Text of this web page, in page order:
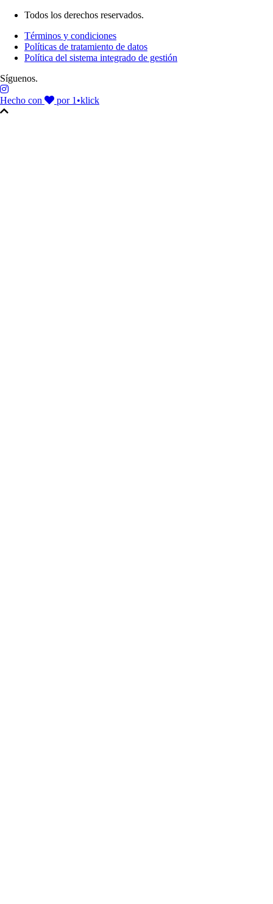
Todos los derechos reservados.
Términos y condiciones
Políticas de tratamiento de datos
Política del sistema integrado de gestión
Síguenos.
Hecho con por 1•klick